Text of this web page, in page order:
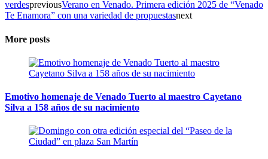
verdespreviousVerano en Venado. Primera edición 2025 de “Venado
Te Enamora” con una variedad de propuestasnext
More posts
Emotivo homenaje de Venado Tuerto al maestro Cayetano
Silva a 158 años de su nacimiento